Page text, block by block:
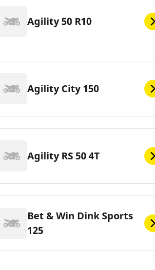
Agility 50 R10
Agility City 150
Agility RS 50 4T
Bet & Win Dink Sports
125